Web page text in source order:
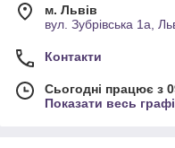
м. Львів
вул. Зубрівська 1а,
Контакти
Сьогодні працює з
Показати весь